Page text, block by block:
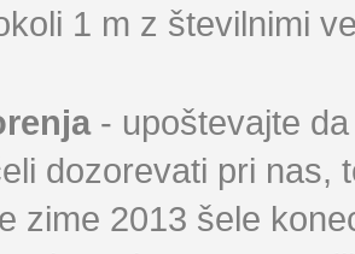
1 m z številnimi
- upoštevajte
dozorevati pri nas,
zime 2013 šele